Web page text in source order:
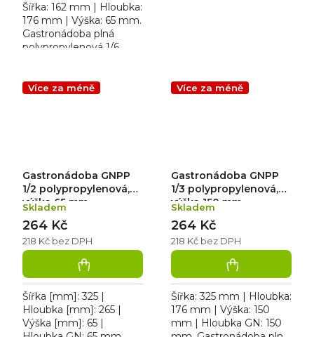
Šířka: 162 mm | Hloubka:
176 mm | Výška: 65 mm.
Gastronádoba plná
polypropylenová 1/6,
Více za méně
Gastronádoba GNPP
1/2 polypropylenová,
výška 65 mm
Skladem
218 Kč bez DPH
264 Kč
Šířka [mm]: 325 |
Hloubka [mm]: 265 |
Výška [mm]: 65 |
Více za méně
Gastronádoba GNPP
1/3 polypropylenová,
výška 150 mm
Skladem
218 Kč bez DPH
264 Kč
Šířka: 325 mm | Hloubka:
176 mm | Výška: 150
mm | Hloubka GN: 150